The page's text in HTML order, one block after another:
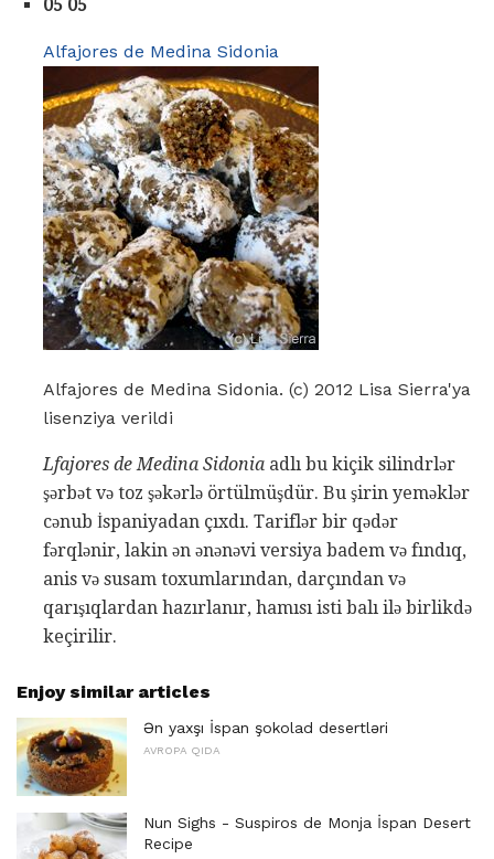
05 05
Alfajores de Medina Sidonia
Alfajores de Medina Sidonia. (c) 2012 Lisa Sierra'ya
lisenziya verildi
Lfajores de Medina Sidonia adlı bu kiçik silindrlər
şərbət və toz şəkərlə örtülmüşdür. Bu şirin yeməklər
cənub İspaniyadan çıxdı. Tariflər bir qədər
fərqlənir, lakin ən ənənəvi versiya badem və fındıq,
anis və susam toxumlarından, darçından və
qarışıqlardan hazırlanır, hamısı isti balı ilə birlikdə
keçirilir.
Enjoy similar articles
Ən yaxşı İspan şokolad desertləri
AVROPA QIDA
Nun Sighs - Suspiros de Monja İspan Desert
Recipe